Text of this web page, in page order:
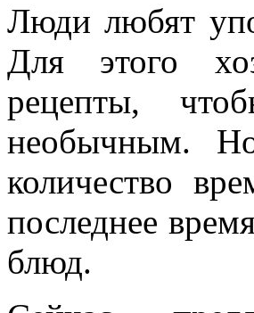
Люди любят
Для этого
рецепты,
необычным.
количество
последнее
блюд.